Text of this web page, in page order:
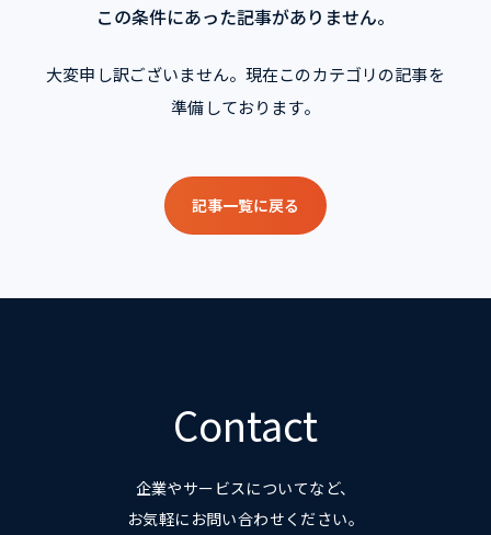
この条件にあった記事がありません。
大変申し訳ございません。現在このカテゴリの記事を
準備しております。
記事一覧に戻る
Contact
企業やサービスについてなど、
お気軽にお問い合わせください。